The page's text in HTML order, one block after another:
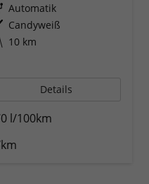
Automatik
Candyweiß
10 km
Details
l/100km